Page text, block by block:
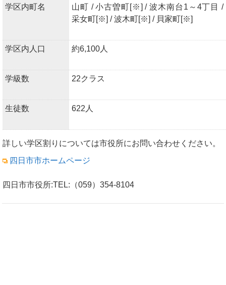
学区内町名
山町 / 小古曽町[※] / 波木南台1～4丁目 /
采女町[※] / 波木町[※] / 貝家町[※]
学区内人口 約6,100人
学級数 22クラス
生徒数 622人
詳しい学区割りについては市役所にお問い合わせください。
四日市市ホームページ
四日市市役所:TEL:（059）354-8104